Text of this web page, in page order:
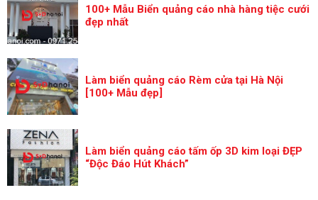
100+ Mẫu Biển quảng cáo nhà hàng tiệc cưới
đẹp nhất
Làm biển quảng cáo Rèm cửa tại Hà Nội
[100+ Mẫu đẹp]
Làm biển quảng cáo tấm ốp 3D kim loại ĐẸP
“Độc Đáo Hút Khách”